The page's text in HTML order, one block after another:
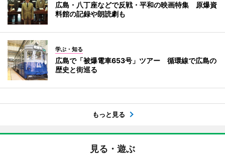
広島・八丁座などで反戦・平和の映画特集 原爆資
料館の記録や朗読劇も
学ぶ・知る
広島で「被爆電車653号」ツアー 循環線で広島の
歴史と街巡る
もっと見る
見る・遊ぶ